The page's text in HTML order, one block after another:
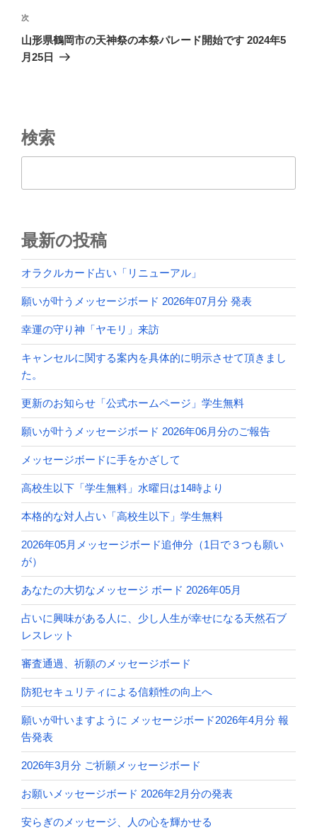
ビ
ゲ
ー
稿
次
の
投
次
山形県鶴岡市の天神祭の本祭パレード開始です 2024年5
月25日
検索
最新の投稿
オラクルカード占い「リニューアル」
願いが叶うメッセージボード 2026年07月分 発表
幸運の守り神「ヤモリ」来訪
キャンセルに関する案内を具体的に明示させて頂きまし
た。
更新のお知らせ「公式ホームページ」学生無料
願いが叶うメッセージボード 2026年06月分のご報告
メッセージボードに手をかざして
高校生以下「学生無料」水曜日は14時より
本格的な対人占い「高校生以下」学生無料
2026年05月メッセージボード追伸分（1日で３つも願い
が）
あなたの大切なメッセージ ボード 2026年05月
占いに興味がある人に、少し人生が幸せになる天然石ブ
レスレット
審査通過、祈願のメッセージボード
防犯セキュリティによる信頼性の向上へ
願いが叶いますように メッセージボード2026年4月分 報
告発表
2026年3月分 ご祈願メッセージボード
お願いメッセージボード 2026年2月分の発表
安らぎのメッセージ、人の心を輝かせる